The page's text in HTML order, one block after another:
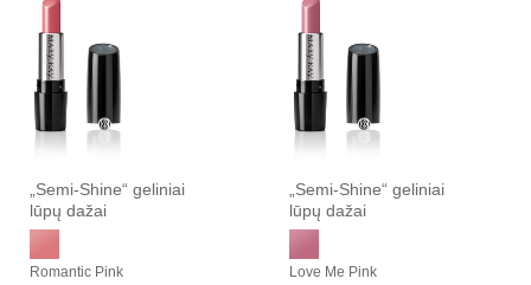
„Semi-Shine“ geliniai
lūpų dažai
Romantic Pink
„Semi-Shine“ geliniai
lūpų dažai
Love Me Pink